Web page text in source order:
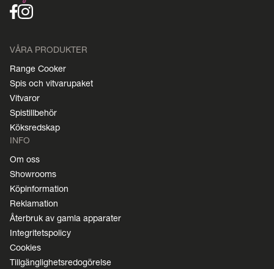
VÅRA PRODUKTER
Range Cooker
Spis och vitvarupaket
Vitvaror
Spistillbehör
Köksredskap
INFO
Om oss
Showrooms
Köpinformation
Reklamation
Återbruk av gamla apparater
Integritetspolicy
Cookies
Tillgänglighetsredogörelse